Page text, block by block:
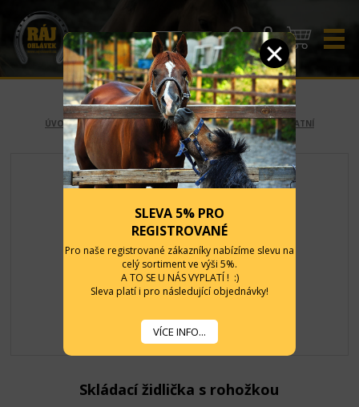
CZK EUR
ÚVOD -STÁJ A OHRADA -VÝBAVA STÁJE -DRŽÁKY A OSTATNÍ
Skládací židlička s rohožkou
SLEVA 5% PRO
REGISTROVANÉ
Pro naše registrované zákazníky nabízíme slevu na
celý sortiment ve výši 5%.
A TO SE U NÁS VYPLATÍ ! :)
Sleva platí i pro následující objednávky!
VÍCE INFO...